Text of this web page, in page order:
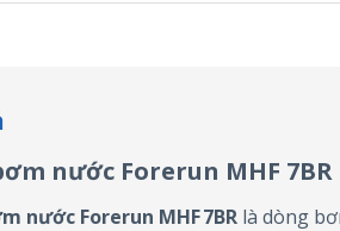
nước Forerun MHF 7BR
nước Forerun MHF 7BR là dòng